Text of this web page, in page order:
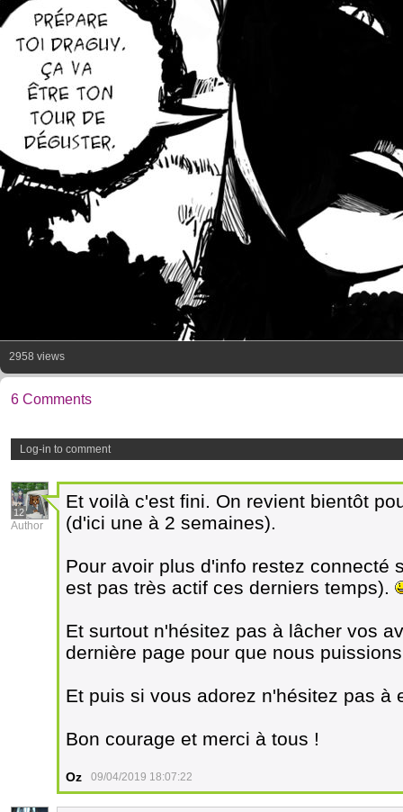
2958 views
6 Comments
Log-in to comment
12
Author
Et voilà c'est fini. On revient bientôt
(d'ici une à 2 semaines).
Pour avoir plus d'info restez connecté
est pas très actif ces derniers temps).
Et surtout n'hésitez pas à lâcher vos
dernière page pour que nous
Et puis si vous adorez n'hésitez pas
Bon courage et merci à tous !
Oz 09/04/2019 18:07:22